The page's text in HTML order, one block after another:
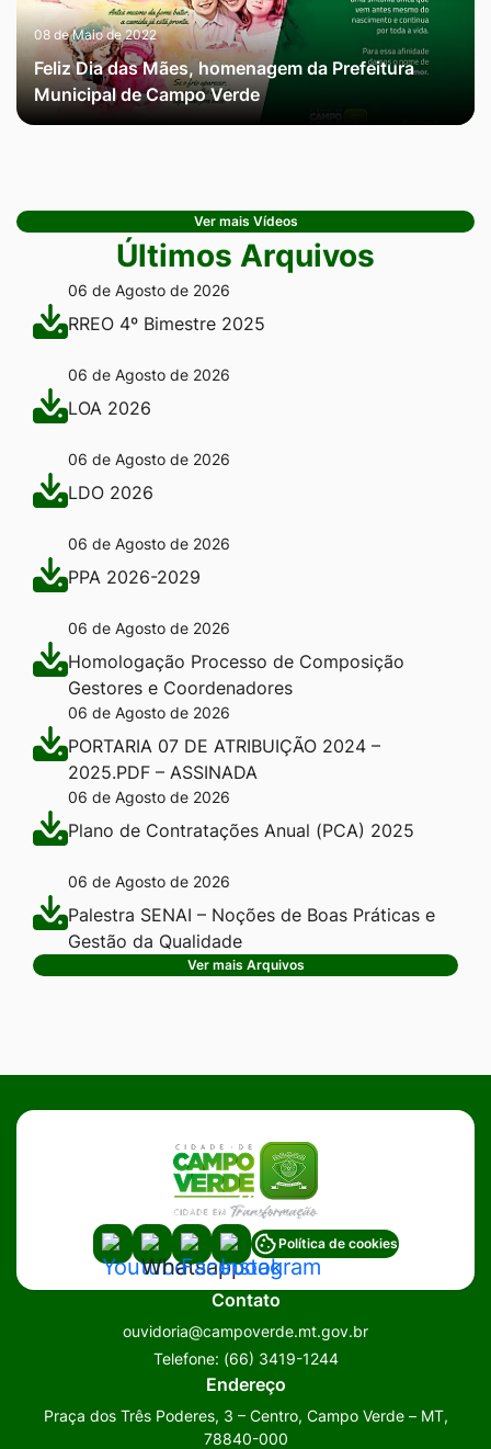
08 de Maio de 2022
Feliz Dia das Mães, homenagem da Prefeitura
Municipal de Campo Verde
Ver mais Vídeos
Últimos Arquivos
06 de Agosto de 2026
RREO 4º Bimestre 2025
06 de Agosto de 2026
LOA 2026
06 de Agosto de 2026
LDO 2026
06 de Agosto de 2026
PPA 2026-2029
06 de Agosto de 2026
Homologação Processo de Composição
Gestores e Coordenadores
06 de Agosto de 2026
PORTARIA 07 DE ATRIBUIÇÃO 2024 –
2025.PDF – ASSINADA
06 de Agosto de 2026
Plano de Contratações Anual (PCA) 2025
06 de Agosto de 2026
Palestra SENAI – Noções de Boas Práticas e
Gestão da Qualidade
Ver mais Arquivos
Acessar
a
Social
Acessar
a
Social
Whatsapp
Acessar
a
Rede
Social
Facebook
Acessar
a
Rede
Social
Instagram
Política de cookies
Contato
ouvidoria@campoverde.mt.gov.br
Telefone: (66) 3419-1244
Endereço
Praça dos Três Poderes, 3 – Centro, Campo Verde – MT,
78840-000